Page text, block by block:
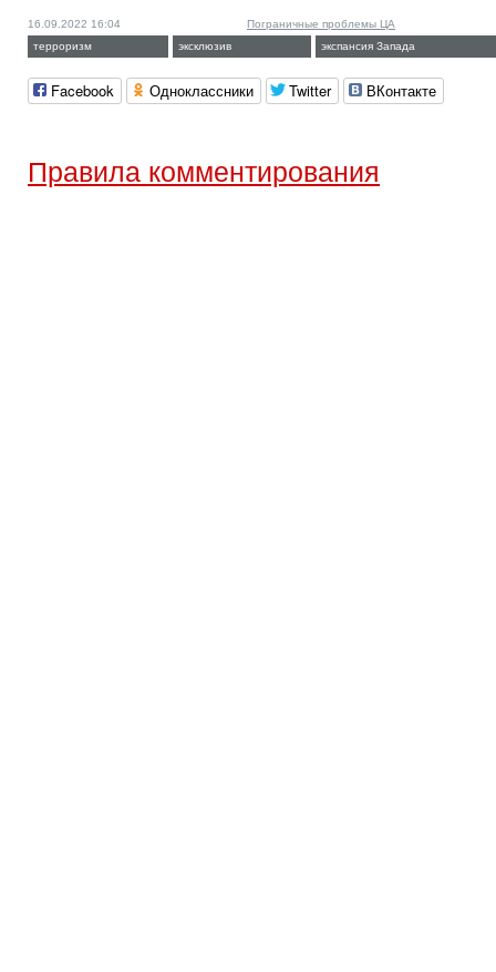
16.09.2022 16:04
Пограничные проблемы ЦА
терроризм
эксклюзив экспансия Запада
Facebook Одноклассники Twitter ВКонтакте
Правила комментирования